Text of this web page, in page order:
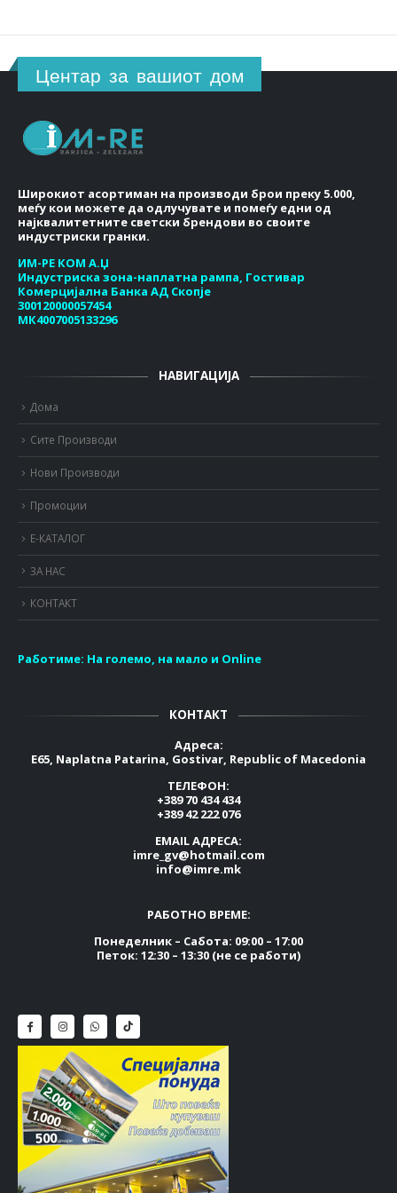
Центар за вашиот дом
Широкиот асортиман на производи брои преку 5.000,
меѓу кои можете да одлучувате и помеѓу едни од
најквалитетните светски брендови во своите
индустриски гранки.
ИМ-РЕ КОМ А.Џ
Индустриска зона-наплатна рампа, Гостивар
Комерцијална Банка АД Скопје
300120000057454
МК4007005133296
НАВИГАЦИЈА
Дома
Сите Производи
Нови Производи
Промоции
Е-КАТАЛОГ
ЗА НАС
КОНТАКТ
Работиме: На големо, на мало и Online
КОНТАКТ
Адреса:
E65, Naplatna Patarina, Gostivar, Republic of Macedonia
ТЕЛЕФОН:
+389 70 434 434
+389 42 222 076
EMAIL АДРЕСА:
imre_gv@hotmail.com
info@imre.mk
РАБОТНО ВРЕМЕ:
Понеделник – Сабота: 09:00 – 17:00
Петок: 12:30 – 13:30 (не се работи)